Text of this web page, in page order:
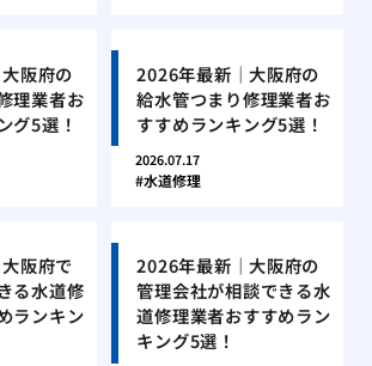
阪府の
理業者お
グ5選！
2026年最新｜大阪府の
給水管つまり修理業者お
すすめランキング5選！
2026.07.17
水道修理
阪府で
る水道修
ランキン
2026年最新｜大阪府の
管理会社が相談できる水
道修理業者おすすめラン
キング5選！